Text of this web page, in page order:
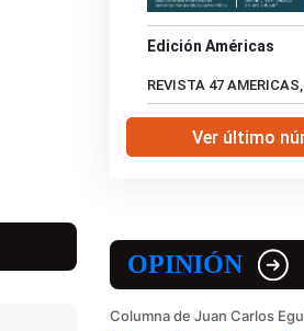
Edición Américas
REVISTA 47
Ver último
OPINIÓN
Columna de Juan Carlos